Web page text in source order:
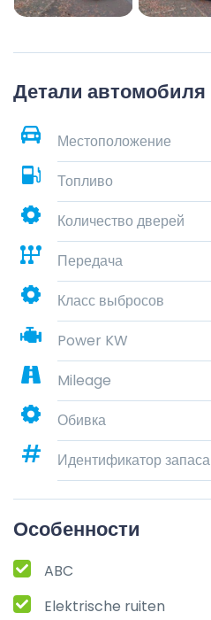
Детали автомобиля
Местоположение
Топливо
Количество дверей
Передача
Класс выбросов
Power KW
Mileage
Обивка
Идентификатор запаса
Особенности
ABC
Elektrische ruiten